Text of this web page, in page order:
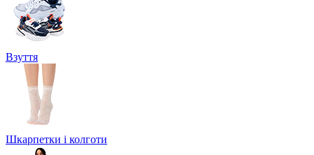
Взуття
Шкарпетки і колготи